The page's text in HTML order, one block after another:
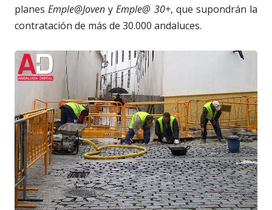
planesEmple@Joven yEmple@ 30+, que supondrán la
contratación de más de 30.000 andaluces.